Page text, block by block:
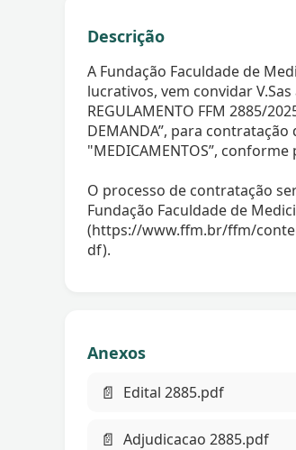
Descrição
A Fundação Faculdade de
lucrativos, vem convidar
REGULAMENTO FFM 2885/
DEMANDA”, para
"MEDICAMENTOS”,
O processo de contratação
Fundação Faculdade de
(https://www.ffm.br/ffm/
df).
Anexos
📄 Edital 2885.pdf
📄 Adjudicacao 2885.pdf